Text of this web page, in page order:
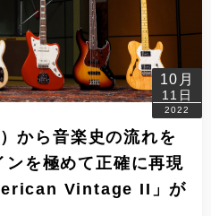
10月
11日
2022
から音楽史の流れを
を極めて正確に再現
Vintage II」が